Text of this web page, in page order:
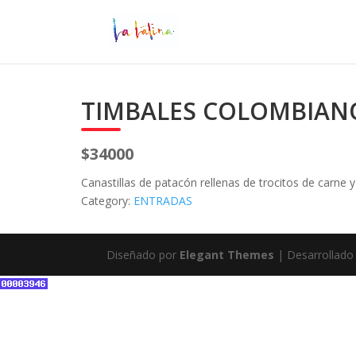
TIMBALES
$34000
Canastillas de patacón rellenas de trocitos de carne
Category: ENTRADAS
Diseñado por Elegant Themes |